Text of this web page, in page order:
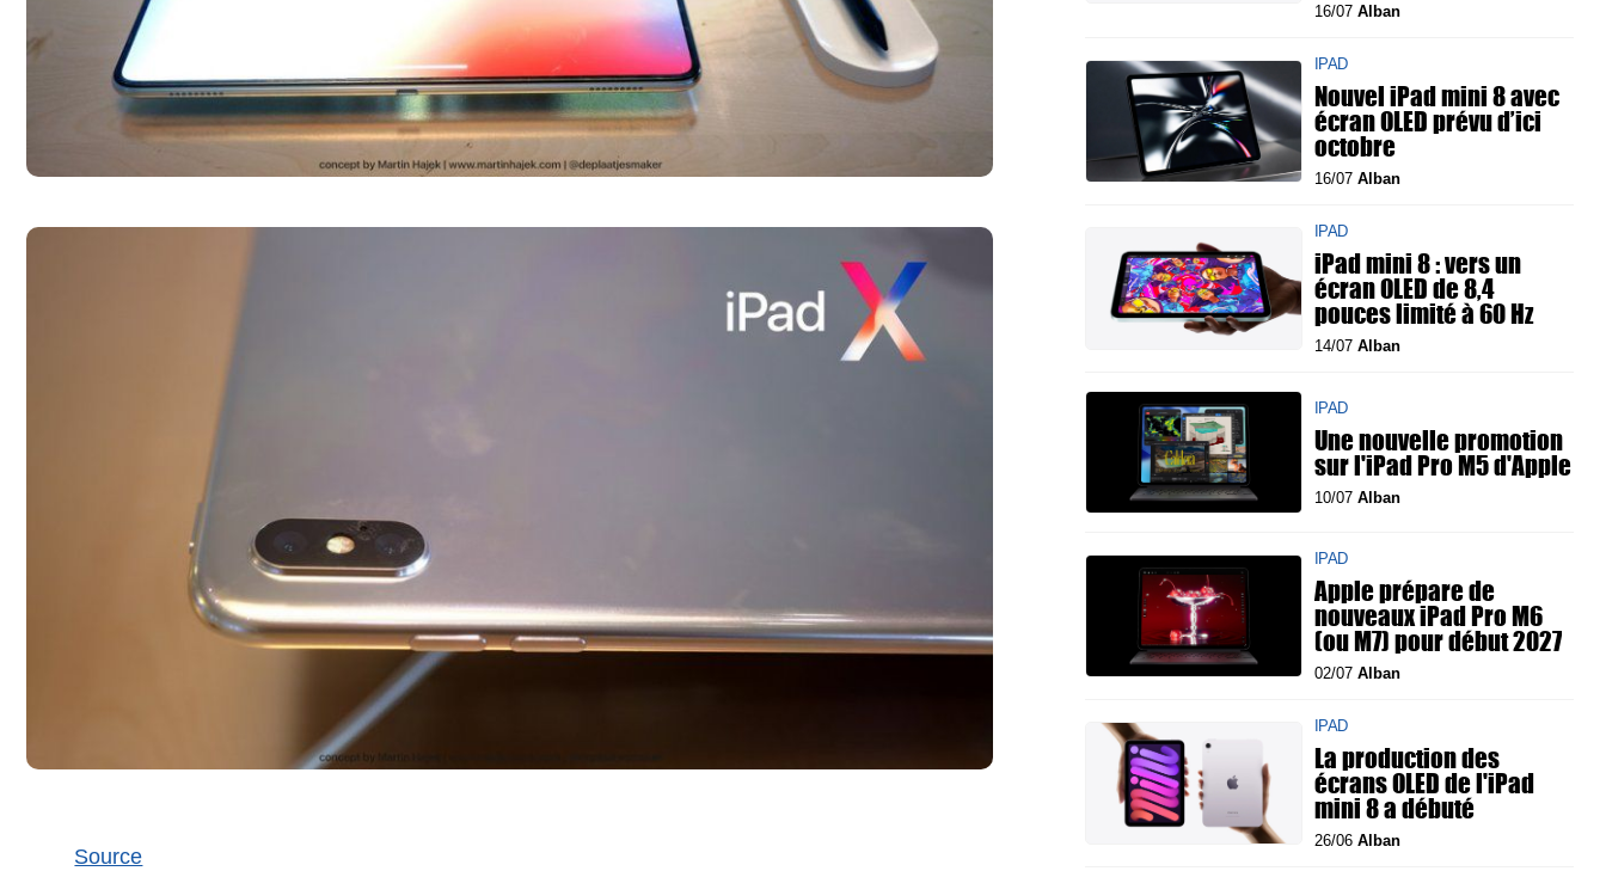
Source
16/07 Alban
IPAD
Nouvel iPad mini 8 avec
écran OLED prévu d’ici
octobre
16/07 Alban
IPAD
iPad mini 8 : vers un
écran OLED de 8,4
pouces limité à 60 Hz
14/07 Alban
IPAD
Une nouvelle promotion
sur l'iPad Pro M5 d'Apple
10/07 Alban
IPAD
Apple prépare de
nouveaux iPad Pro M6
(ou M7) pour début 2027
02/07 Alban
IPAD
La production des
écrans OLED de l'iPad
mini 8 a débuté
26/06 Alban